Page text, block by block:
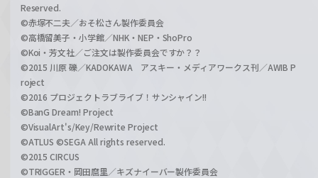
Reserved.
©赤塚不二夫／おそ松さん製作委員会
©高橋留美子・小学館／NHK・NEP・ShoPro
©Koi・芳文社／ご注文は製作委員会ですか？？
©2015 川原 礫／KADOKAWA アスキー・メディアワークス刊／AWIB P
roject
©2016 プロジェクトラブライブ！サンシャイン!!
©BanG Dream! Project
©VisualArt's/Key/Rewrite Project
©ATLUS ©SEGA All rights reserved.
©2015 CIRCUS
©TRIGGER・岡田麿里／キズナイーバー製作委員会